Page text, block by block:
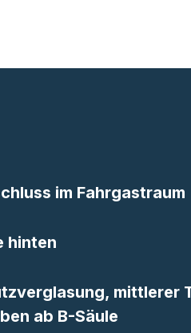
im Fahrgastraum
hinten
mittlerer
ab B-Säule